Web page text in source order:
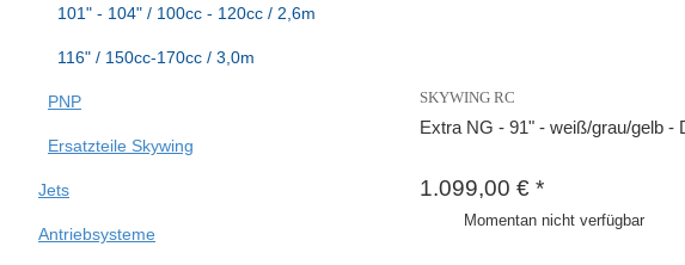
SKYWING RC
Extra NG - 91" - weiß/grau/gelb -
1.099,00 € *
Momentan nicht verfügbar
101" - 104" / 100cc - 120cc / 2,6m
116" / 150cc-170cc / 3,0m
PNP
Ersatzteile Skywing
Jets
Antriebsysteme